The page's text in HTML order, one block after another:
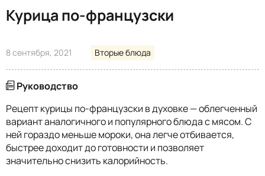
Курица по-французски
8 сентября, 2021 Вторые блюда
Руководство
Рецепт курицы по-французски в духовке — облегченный
вариант аналогичного и популярного блюда с мясом. С
ней гораздо меньше мороки, она легче отбивается,
быстрее доходит до готовности и позволяет
значительно снизить калорийность.